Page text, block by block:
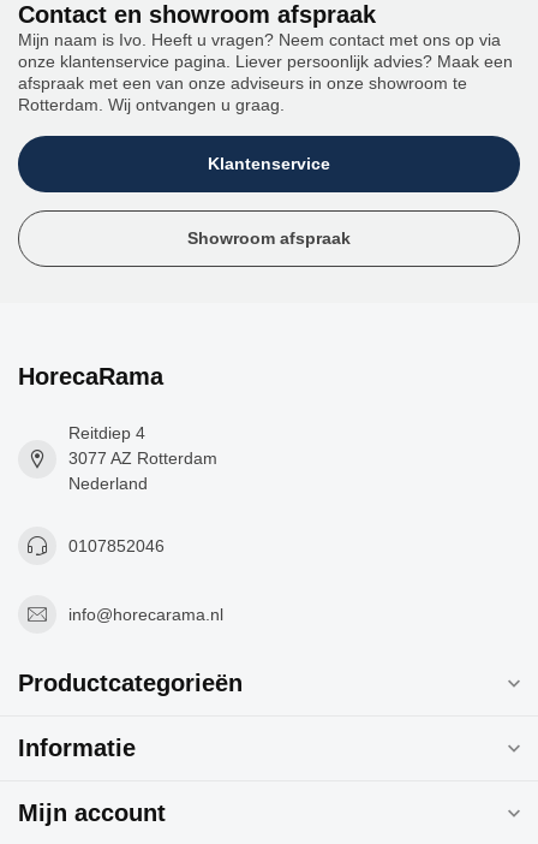
Contact en showroom afspraak
Mijn naam is Ivo. Heeft u vragen? Neem contact met ons op via
onze klantenservice pagina. Liever persoonlijk advies? Maak een
afspraak met een van onze adviseurs in onze showroom te
Rotterdam. Wij ontvangen u graag.
Klantenservice
Showroom afspraak
HorecaRama
Reitdiep 4
3077 AZ Rotterdam
Nederland
0107852046
info@horecarama.nl
Productcategorieën
Informatie
Mijn account